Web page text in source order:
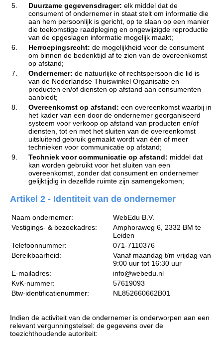
5.
Duurzame gegevensdrager: elk middel dat de
consument of ondernemer in staat stelt om informatie die
aan hem persoonlijk is gericht, op te slaan op een manier
die toekomstige raadpleging en ongewijzigde reproductie
van de opgeslagen informatie mogelijk maakt;
6.
Herroepingsrecht: de mogelijkheid voor de consument
om binnen de bedenktijd af te zien van de overeenkomst
op afstand;
7.
Ondernemer: de natuurlijke of rechtspersoon die lid is
van de Nederlandse Thuiswinkel Organisatie en
producten en/of diensten op afstand aan consumenten
aanbiedt;
8.
Overeenkomst op afstand: een overeenkomst waarbij in
het kader van een door de ondernemer georganiseerd
systeem voor verkoop op afstand van producten en/of
diensten, tot en met het sluiten van de overeenkomst
uitsluitend gebruik gemaakt wordt van één of meer
technieken voor communicatie op afstand;
9.
Techniek voor communicatie op afstand: middel dat
kan worden gebruikt voor het sluiten van een
overeenkomst, zonder dat consument en ondernemer
gelijktijdig in dezelfde ruimte zijn samengekomen;
Artikel 2 - Identiteit van de ondernemer
Naam ondernemer:
WebEdu B.V.
Vestigings- & bezoekadres:
Amphoraweg 6, 2332 BM te
Leiden
Telefoonnummer:
071-7110376
Bereikbaarheid:
Vanaf maandag t/m vrijdag van
9:00 uur tot 16:30 uur
E-mailadres:
info@webedu.nl
KvK-nummer:
57619093
Btw-identificatienummer:
NL852660662B01
Indien de activiteit van de ondernemer is onderworpen aan een
relevant vergunningstelsel: de gegevens over de
toezichthoudende autoriteit: